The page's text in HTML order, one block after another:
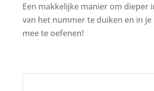
Een makkelijke manier om dieper
van het nummer te duiken en in je
mee te oefenen!